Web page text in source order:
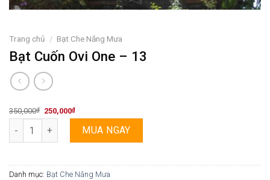
Trang chủ / Bạt Che Nắng Mưa
Bạt Cuốn Ovi One – 13
350,000₫
Original
price
was:
350,000₫.
250,000₫Current
price
250,000₫.
Bạt Cuốn Ovi One - 13 số lượng
MUA NGAY
Danh mục: Bạt Che Nắng Mưa